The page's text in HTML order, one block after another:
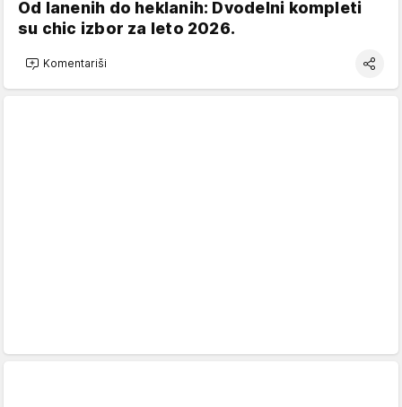
Od lanenih do heklanih: Dvodelni kompleti
su chic izbor za leto 2026.
Komentariši